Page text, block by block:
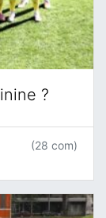
?
(28 com)